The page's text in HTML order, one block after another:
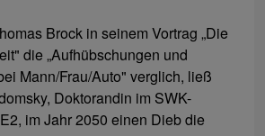
Brock in seinem Vortrag „Die
die „Aufhübschungen und
Mann/Frau/Auto" verglich, ließ
Doktorandin im SWK-
im Jahr 2050 einen Dieb die